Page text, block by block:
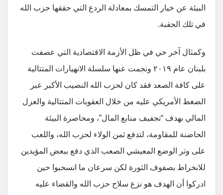
البيئة عن خيار التمسك بمعادلة الردع التي حققها حزب الله
في تلك الحقبة.
وكمثال آخر حي في ظل الأزمة الاقتصادية التي عصفت
بلبنان عام ٢٠١٩ ونجمت عنها سلسلة الانهيارات المتتالية
على كافة الصعد فقد كان لحزب الله النصيب الأكبر عبر
الضغط الأمريكي عليه من خلال العقوبات المتتالية والعزل
المالي بهدف “تجفيف منابع المال”، ومحاصرة البيئة
الحاضنة للمقاومة، لتدفع ثمن الولاء لحزب الله، واللعب
على وتر الوضع المعيشي الصعب الذي دفع ببعض المؤيدين
للانخراط بصفوف الثورة لكن سرعان ما انسحبوا حين
ادركوا أن الهدف هو نزع سلاح حزب الله والقضاء عليه